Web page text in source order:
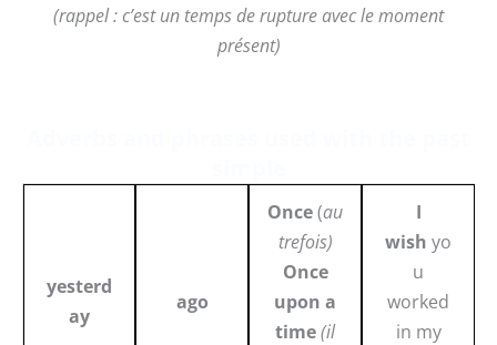
(rappel : c’est un temps de rupture avec le moment
présent)
yesterd
ay
ago
Once(au
trefois)
Once
upon a
time(il
I
wish yo
u
worked
in my